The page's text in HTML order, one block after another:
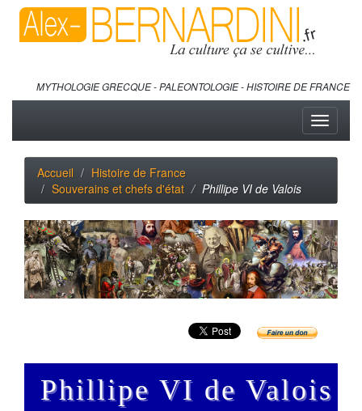
MYTHOLOGIE GRECQUE - PALEONTOLOGIE - HISTOIRE DE FRANCE
Toggle
Accueil
Histoire de France
Souverains et chefs d'état
Phillipe VI de Valois
Phillipe VI de Valois